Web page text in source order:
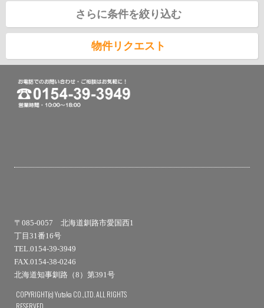
さらに条件を絞り込む
物件リクエスト
〒085-0057 北海道釧路市愛国西1
丁目31番16号
TEL.0154-39-3949
FAX.0154-38-0246
北海道知事釧路（8）第391号
COPYRIGHT(c) Yutaka CO.,LTD. ALL RIGHTS
RESERVED.